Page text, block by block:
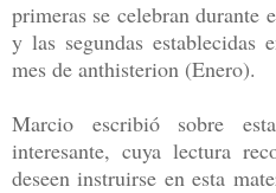
primeras se celebran durante
y las segundas establecidas
mes de anthisterion (Enero).
Marcio escribió sobre
interesante, cuya lectura
deseen instruirse en esta